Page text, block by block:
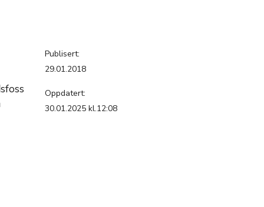
Publisert:
29.01.2018
Oppdatert:
30.01.2025 kl.12:08